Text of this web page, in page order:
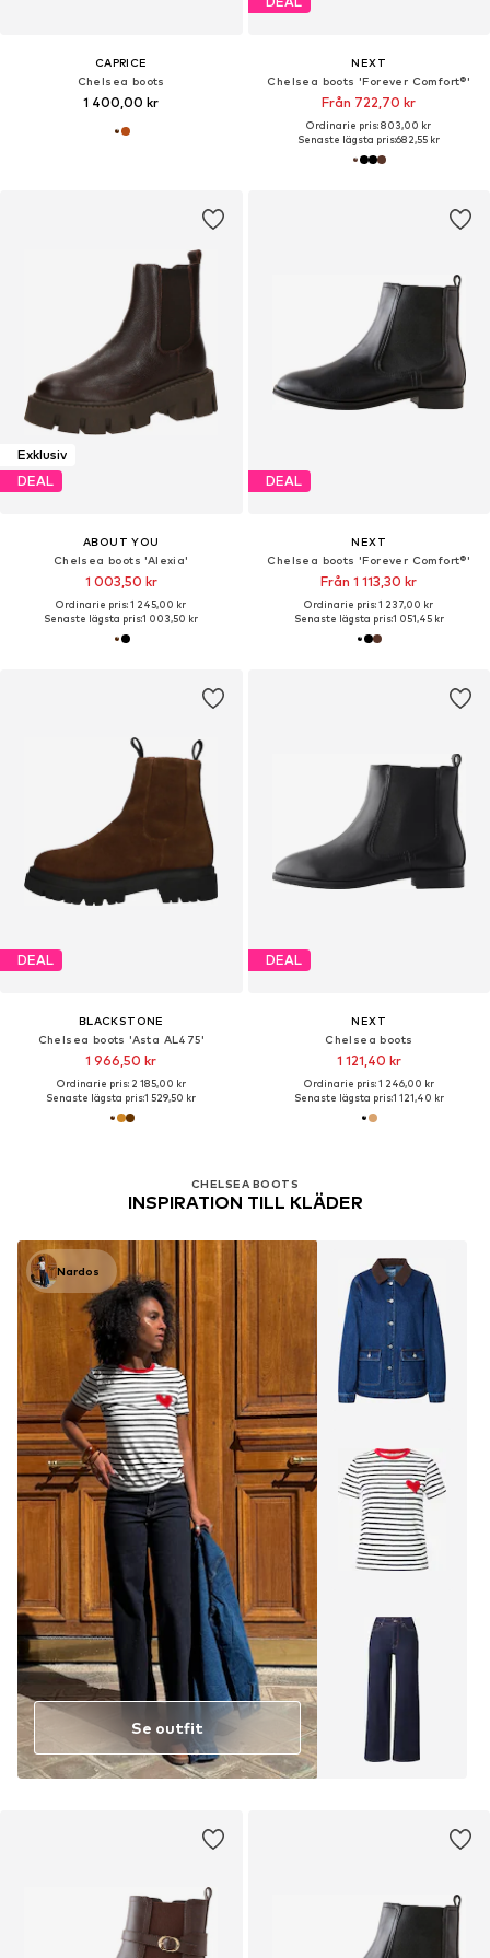
CAPRICE
Chelsea boots
1 400,00 kr
NEXT
Chelsea boots 'Forever Comfort®'
Från 722,70 kr
Ordinarie pris: 803,00 kr
Senaste lägsta pris:682,55 kr
Exklusiv
DEAL
ABOUT YOU
Chelsea boots 'Alexia'
1 003,50 kr
Ordinarie pris: 1 245,00 kr
Senaste lägsta pris:1 003,50 kr
DEAL
NEXT
Chelsea boots 'Forever Comfort®'
Från 1 113,30 kr
Ordinarie pris: 1 237,00 kr
Senaste lägsta pris:1 051,45 kr
DEAL
BLACKSTONE
Chelsea boots 'Asta AL475'
1 966,50 kr
Ordinarie pris: 2 185,00 kr
Senaste lägsta pris:1 529,50 kr
CHELSEA BOOTS
INSPIRATION TILL KLÄDER
Nardos
Se outfit
DEAL
NEXT
Chelsea boots
1 121,40 kr
Ordinarie pris: 1 246,00 kr
Senaste lägsta pris:1 121,40 kr